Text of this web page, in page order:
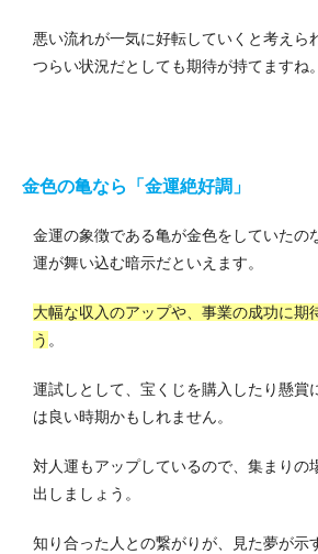
悪い流れが一気に好転していくと考えら
つらい状況だとしても期待が持てますね。
金色の亀なら「金運絶好調」
金運の象徴である亀が金色をしていたの
運が舞い込む暗示だといえます。
大幅な収入のアップや、事業の成功に期
う 。
運試しとして、宝くじを購入したり懸賞
は良い時期かもしれません。
対人運もアップしているので、集まりの
出しましょう。
知り合った人との繋がりが、見た夢が示